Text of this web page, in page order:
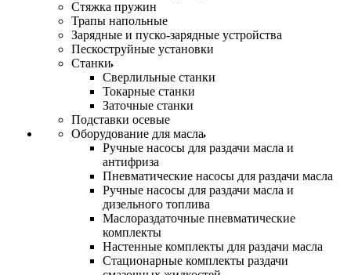
Стяжка пружин
Трапы напольные
Зарядные и пуско-зарядные устройства
Пескоструйные установки
Станки
Сверлильные станки
Токарные станки
Заточные станки
Подставки осевые
Оборудование для масла
Ручные насосы для раздачи масла и
антифриза
Пневматические насосы для раздачи масла
Ручные насосы для раздачи масла и
дизельного топлива
Маслораздаточные пневматические
комплекты
Настенные комплекты для раздачи масла
Стационарные комплекты раздачи